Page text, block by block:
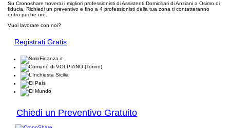
Su Cronoshare troverai i migliori professionisti di Assistenti Domiciliari di Anziani a Osimo di
fiducia. Richiedi un preventivo e fino a 4 professionisti della tua zona ti contatteranno
entro poche ore.
Vuoi lavorare con noi?
Registrati Gratis
Chiedi un Preventivo Gratuito